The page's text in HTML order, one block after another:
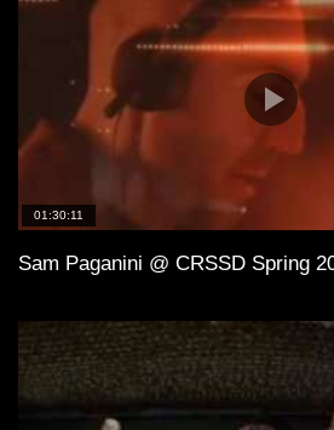
01:30:11
Sam Paganini @ CRSSD Spring